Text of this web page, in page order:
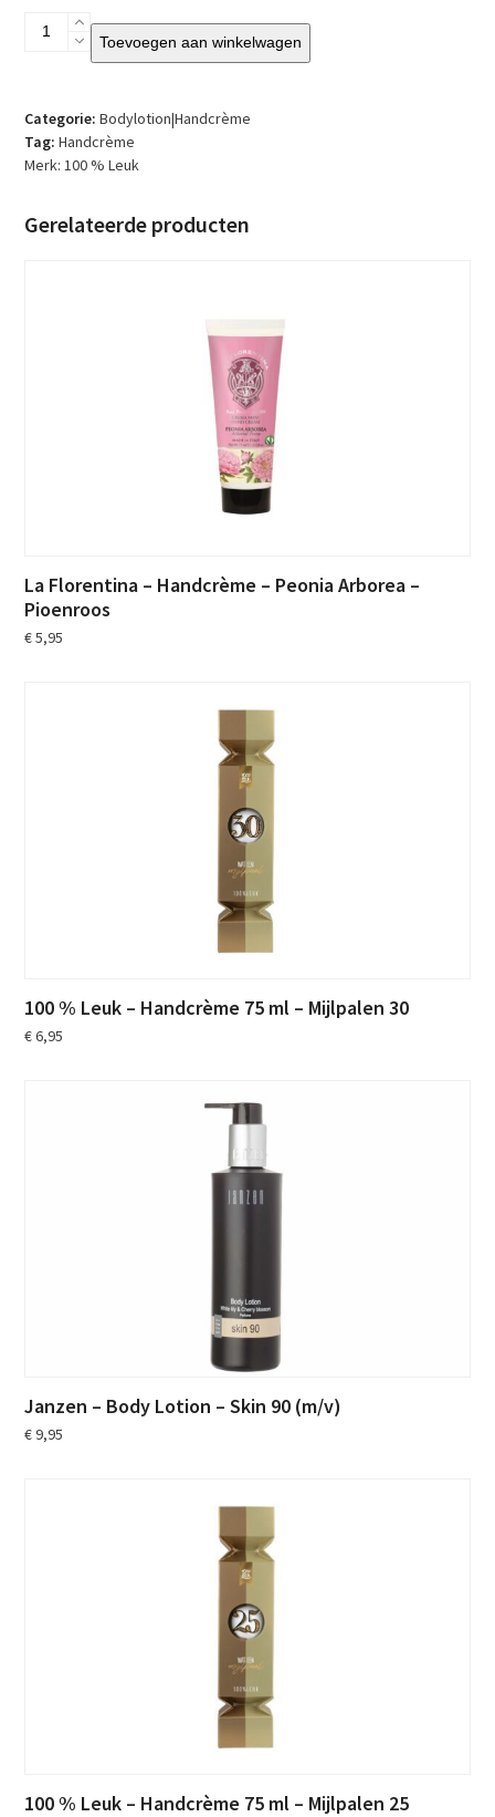
100
Handcrème
75
ml
18
Toevoegen aan winkelwagen
Categorie: Bodylotion|Handcrème
Tag: Handcrème
Merk:100 % Leuk
Gerelateerde producten
La Florentina – Handcrème – Peonia Arborea –
Pioenroos
€5,95
100 % Leuk – Handcrème 75 ml – Mijlpalen 30
€6,95
Janzen – Body Lotion – Skin 90 (m/v)
€9,95
100 % Leuk – Handcrème 75 ml – Mijlpalen 25